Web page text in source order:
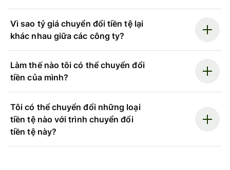
Vì sao tỷ giá chuyển đổi tiền tệ lại
khác nhau giữa các công ty?
Làm thế nào tôi có thể chuyển đổi
tiền của mình?
Tôi có thể chuyển đổi những loại
tiền tệ nào với trình chuyển đổi
tiền tệ này?